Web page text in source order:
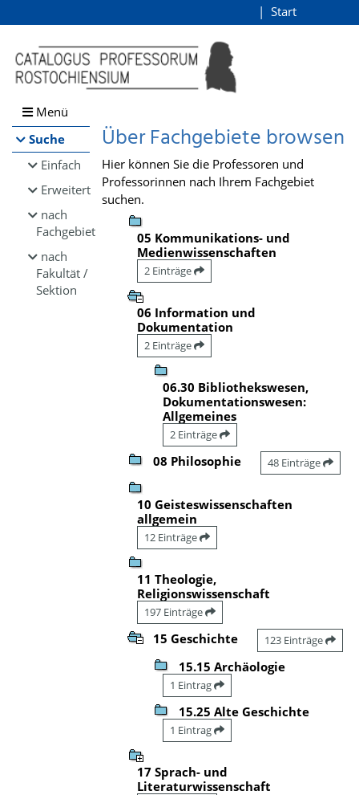
Browsen
direkt zum Inhalt
Start
Menü
Suche
Einfach
Erweitert
nach
Fachgebiet
nach
Fakultät /
Sektion
Über Fachgebiete browsen
Hier können Sie die Professoren und
Professorinnen nach Ihrem Fachgebiet
suchen.
05 Kommunikations- und
Medienwissenschaften
2 Einträge
06 Information und
Dokumentation
2 Einträge
06.30 Bibliothekswesen,
Dokumentationswesen:
Allgemeines
2 Einträge
08 Philosophie 48 Einträge
10 Geisteswissenschaften
allgemein
12 Einträge
11 Theologie,
Religionswissenschaft
197 Einträge
15 Geschichte 123 Einträge
15.15 Archäologie
1 Eintrag
15.25 Alte Geschichte
1 Eintrag
17 Sprach- und
Literaturwissenschaft